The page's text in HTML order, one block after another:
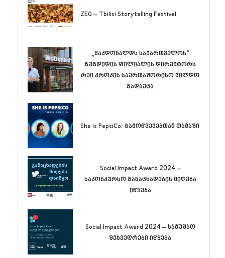
ZEG – Tbilisi Storytelling Festival
„მაკდონალდს საქართველოს“
ზუგდიდის ფილიალის დირექტორს
რეი კროკის საერთაშორისო ჯილდო
გადაეცა
She Is PepsiCo: გამოწვევებთან თამაში
Social Impact Award 2024 –
საკონკურსო განაცხადების მიღება
იწყება
Social Impact Award 2024 – სამუშაო
შეხვედრები იწყება